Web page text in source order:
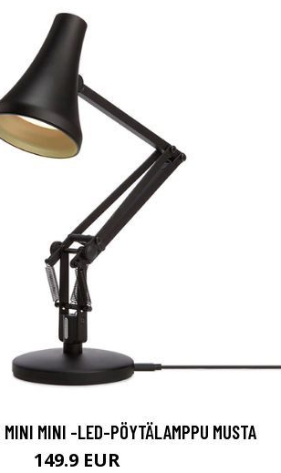
MINI -LED-PÖYTÄLAMPPU MUSTA
149.9 EUR